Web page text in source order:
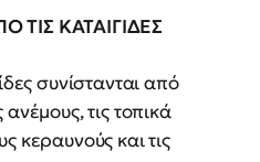
ΤΙΣ ΚΑΤΑΙΓΙΔΕΣ
συνίστανται από
τις τοπικά
κεραυνούς και τις